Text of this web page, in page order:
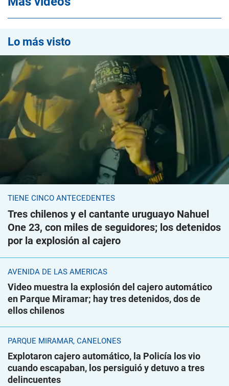
Lo más visto
TIENE CINCO ANTECEDENTES
Tres chilenos y el cantante uruguayo Nahuel
One 23, con miles de seguidores; los detenidos
por la explosión al cajero
AVENIDA DE LAS AMÉRICAS
Video muestra la explosión del cajero automático
en Parque Miramar; hay tres detenidos, dos de
ellos chilenos
PARQUE MIRAMAR, CANELONES
Explotaron cajero automático, la Policía los vio
cuando escapaban, los persiguió y detuvo a tres
delincuentes